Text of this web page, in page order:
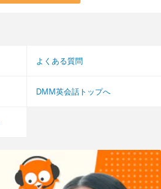
よくある質問
DMM英会話トップへ